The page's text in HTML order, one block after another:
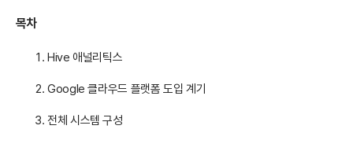
목차
Hive 애널리틱스
Google 클라우드 플랫폼 도입 계기
전체 시스템 구성